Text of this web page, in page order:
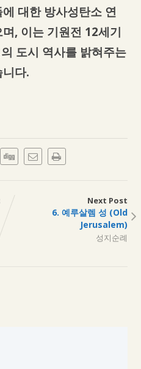
대한 방사성탄소 연
, 이는 기원전 12세기
도시 역사를 밝혀주는
다.
Next Post
6. 예루살렘 성 (Old
Jerusalem)
성지순례